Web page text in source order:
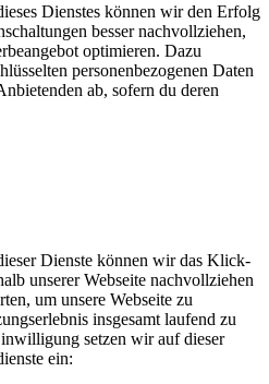
Dienstes können wir den Erfolg
besser nachvollziehen,
optimieren. Dazu
personenbezogenen Daten
ab, sofern du deren
Dienste können wir das Klick-
unserer Webseite nachvollziehen
um unsere Webseite zu
insgesamt laufend zu
setzen wir auf dieser
ein: